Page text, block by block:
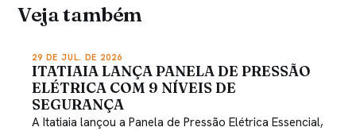
Veja também
29 DE JUL. DE 2026
ITATIAIA LANÇA PANELA DE PRESSÃO
ELÉTRICA COM 9 NÍVEIS DE
SEGURANÇA
A Itatiaia lançou a Panela de Pressão Elétrica Essencial,